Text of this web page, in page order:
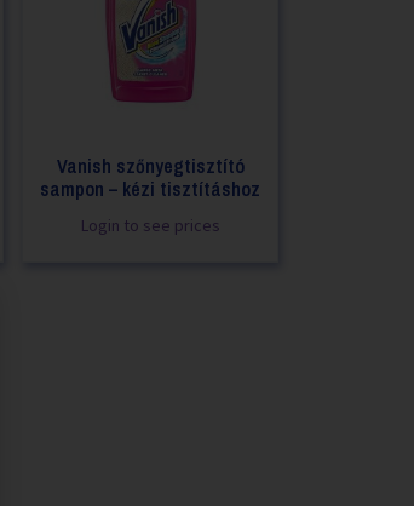
Vanish szőnyegtisztító
sampon – kézi tisztításhoz
Login to see prices